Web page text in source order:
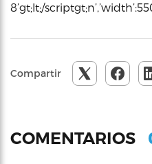
8’gt;lt;/
Compartir
COMENTARIOS